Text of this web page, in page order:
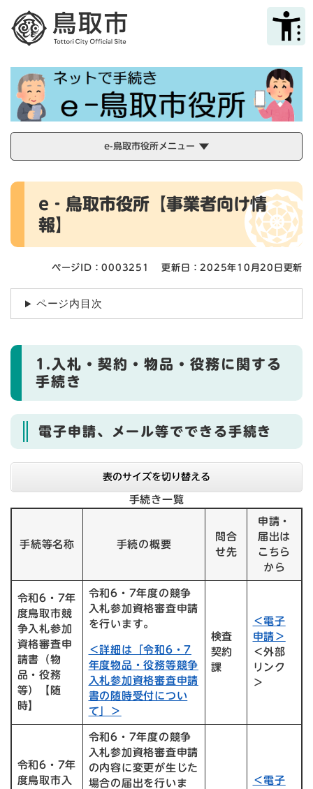
メニューを飛ばして本文へ
e-鳥取市役所メニュー
本
e‐鳥取市役所【事業者向け情
報】
ページID：0003251 更新日：2025年10月20日更新
ページ内目次
1.入札・契約・物品・役務に関する
手続き
電子申請、メール等でできる手続き
表のサイズを切り替える
手続き一覧
手続等名称 手続の概要
問合
せ先
申請・
届出は
こちら
から
令和6・7年
度鳥取市競
争入札参加
資格審査申
請書（物
品・役務
等）【随
時】
令和6・7年度の競争
入札参加資格審査申請
を行います。
＜詳細は「令和6・7
年度物品・役務等競争
入札参加資格審査申請
書の随時受付につい
て」＞
検査
契約
課
＜電子
申請＞
＜外部
リンク
＞
令和6・7年
度鳥取市入
令和6・7年度の競争
入札参加資格審査申請
の内容に変更が生じた
場合の届出を行いま
＜電子